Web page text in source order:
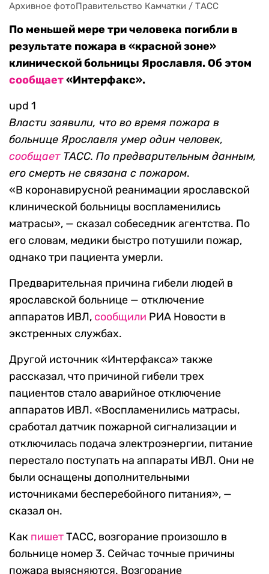
Архивное фотоПравительство Камчатки / ТАСС
По меньшей мере три человека погибли в
результате пожара в «красной зоне»
клинической больницы Ярославля. Об этом
сообщает«Интерфакс».
upd 1
Власти заявили, что во время пожара в
больнице Ярославля умер один человек,
сообщаетТАСС. По предварительным данным,
его смерть не связана с пожаром.
«В коронавирусной реанимации ярославской
клинической больницы воспламенились
матрасы», — сказал собеседник агентства. По
его словам, медики быстро потушили пожар,
однако три пациента умерли.
Предварительная причина гибели людей в
ярославской больнице — отключение
аппаратов ИВЛ, сообщили РИА Новости в
экстренных службах.
Другой источник «Интерфакса» также
рассказал, что причиной гибели трех
пациентов стало аварийное отключение
аппаратов ИВЛ. «Воспламенились матрасы,
сработал датчик пожарной сигнализации и
отключилась подача электроэнергии, питание
перестало поступать на аппараты ИВЛ. Они не
были оснащены дополнительными
источниками бесперебойного питания», —
сказал он.
Как пишетТАСС, возгорание произошло в
больнице номер 3. Сейчас точные причины
пожара выясняются. Возгорание